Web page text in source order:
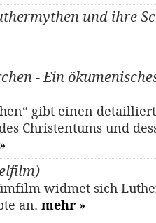
und ihre
- Ein
gibt einen
Christentums und
»
widmet sich
an. mehr »